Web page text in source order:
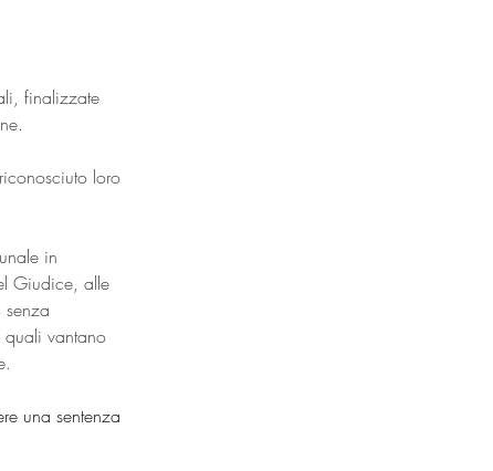
finalizzate
loro
in
Giudice, alle
quali vantano
una sentenza